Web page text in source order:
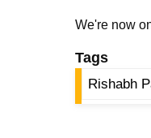
We're now
Tags
Rishabh